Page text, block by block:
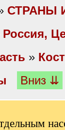
СТРАНЫ
Россия,
»
Вниз ⇊